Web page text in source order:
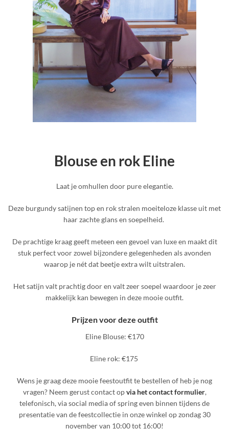
Blouse en rok Eline
Laat je omhullen door pure elegantie.
Deze burgundy satijnen top en rok stralen moeiteloze klasse uit met
haar zachte glans en soepelheid.
De prachtige kraag geeft meteen een gevoel van luxe en maakt dit
stuk perfect voor zowel bijzondere gelegenheden als avonden
waarop je nét dat beetje extra wilt uitstralen.
Het satijn valt prachtig door en valt zeer soepel waardoor je zeer
makkelijk kan bewegen in deze mooie outfit.
Prijzen voor deze outfit
Eline Blouse: €170
Eline rok: €175
Wens je graag deze mooie feestoutfit te bestellen of heb je nog
vragen? Neem gerust contact opvia het contact formulier,
telefonisch, via social media of spring even binnen tijdens de
presentatie van de feestcollectie in onze winkel op zondag 30
november van 10:00 tot 16:00!